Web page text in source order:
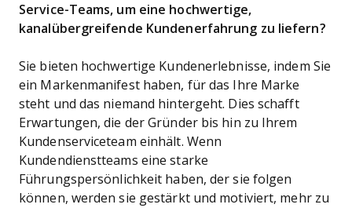
Service-Teams, um eine hochwertige,
kanalübergreifende Kundenerfahrung zu liefern?
Sie bieten hochwertige Kundenerlebnisse, indem Sie
ein Markenmanifest haben, für das Ihre Marke
steht und das niemand hintergeht. Dies schafft
Erwartungen, die der Gründer bis hin zu Ihrem
Kundenserviceteam einhält. Wenn
Kundendienstteams eine starke
Führungspersönlichkeit haben, der sie folgen
können, werden sie gestärkt und motiviert, mehr zu